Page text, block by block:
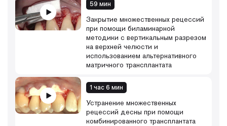
59 мин
Закрытие множественных рецессий
при помощи биламинарной
методики с вертикальным разрезом
на верхней челюсти и
использованием альтернативного
матричного трансплантата
1 час 6 мин
Устранение множественных
рецессий десны при помощи
комбинированного трансплантата